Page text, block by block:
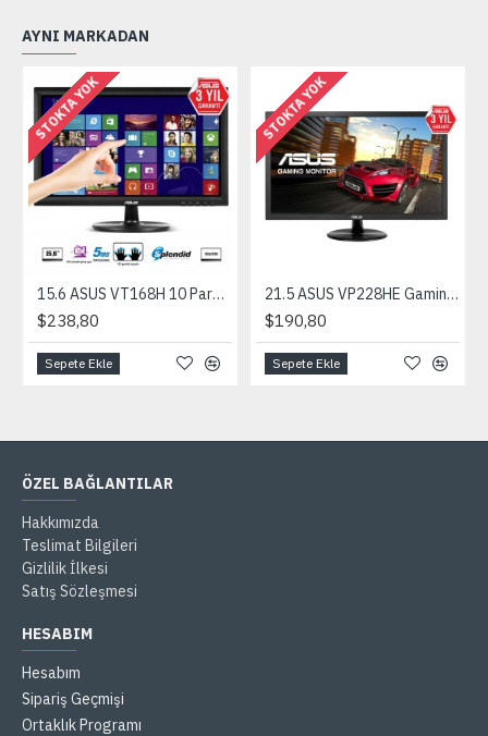
AYNI MARKADAN
STOKTA YOK
15.6 ASUS VT168H 10 Parmak Dokunmatik HDMI 1366x768 3YIL VGA VESA EyeCar
$238,80
Sepete Ekle
STOKTA YOK
21.5 ASUS VP228HE Gaming 1ms HDMI,VGA, VESA MM EyeCare 1920x1080 3YIL
$190,80
Sepete Ekle
ÖZEL BAĞLANTILAR
Hakkımızda
Teslimat Bilgileri
Gizlilik İlkesi
Satış Sözleşmesi
HESABIM
Hesabım
Sipariş Geçmişi
Ortaklık Programı